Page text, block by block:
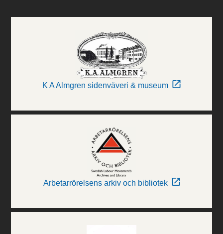
K A Almgren sidenväveri & museum
Arbetarrörelsens arkiv och bibliotek